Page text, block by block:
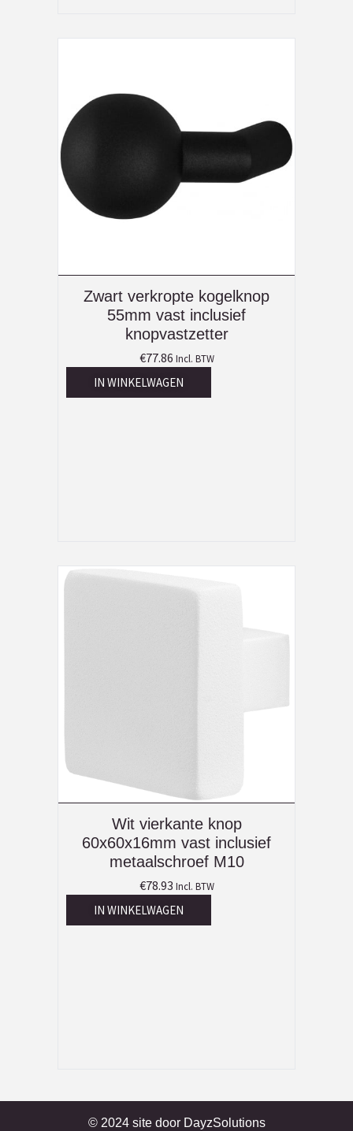
Zwart verkropte kogelknop
55mm vast inclusief
knopvastzetter
€77.86 Incl. BTW
IN WINKELWAGEN
Wit vierkante knop
60x60x16mm vast inclusief
metaalschroef M10
€78.93 Incl. BTW
IN WINKELWAGEN
© 2024 site door DayzSolutions